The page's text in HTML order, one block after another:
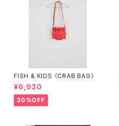
FISH & KIDS 〈CRAB BAG〉
¥6,930
30%OFF